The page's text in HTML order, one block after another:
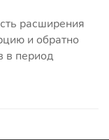
расширения
и обратно
в период